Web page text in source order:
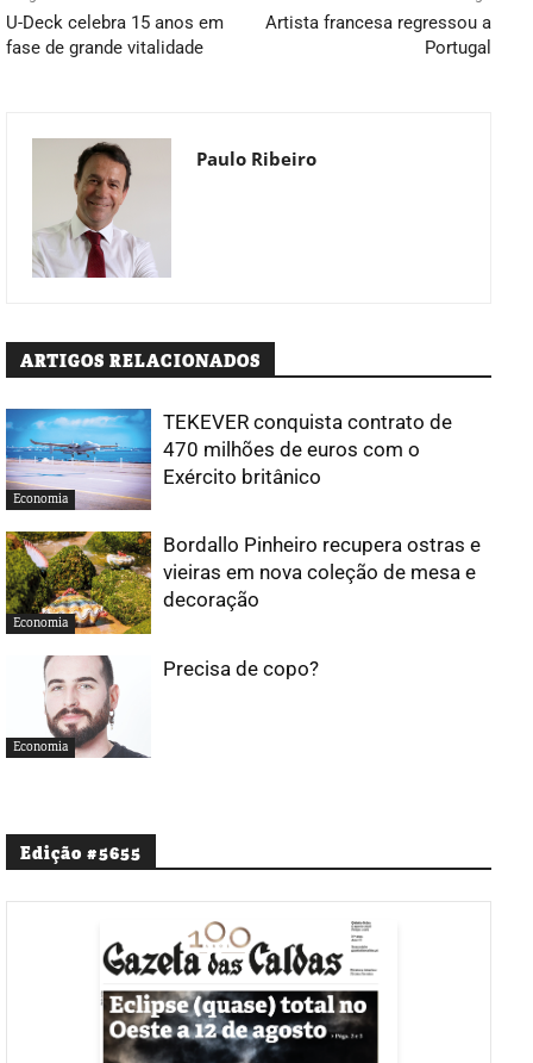
U-Deck celebra 15 anos em
fase de grande vitalidade
Artista francesa regressou a
Portugal
Paulo Ribeiro
ARTIGOS RELACIONADOS
Economia
TEKEVER conquista contrato de
470 milhões de euros com o
Exército britânico
Economia
Bordallo Pinheiro recupera ostras e
vieiras em nova coleção de mesa e
decoração
Economia
Precisa de copo?
Edição #5655